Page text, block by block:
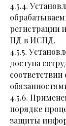
4.5.4.
регистрации
ПД в ИСПД.
4.5.5.
доступа
4.5.6.
порядке
защиты